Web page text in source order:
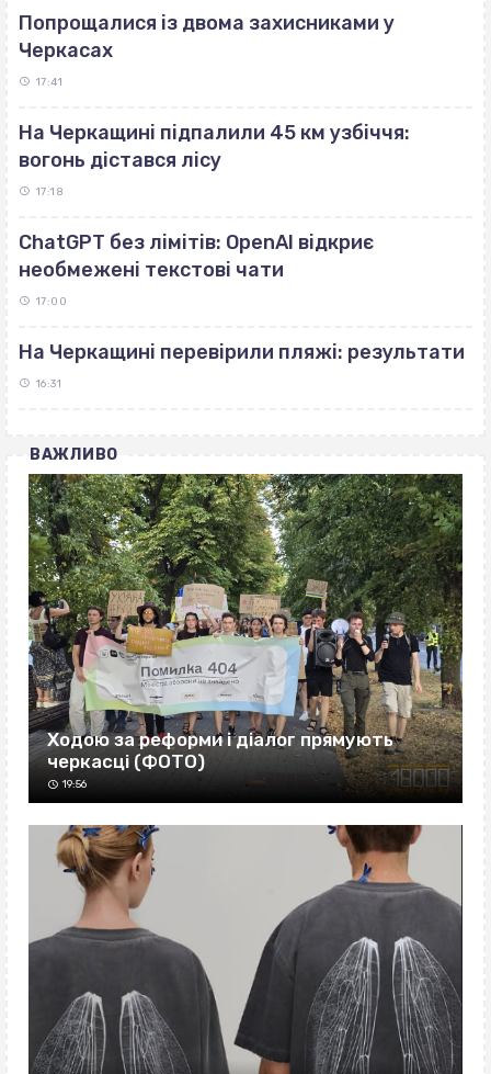
Попрощалися із двома захисниками у
Черкасах
17:41
На Черкащині підпалили 45 км узбіччя:
вогонь дістався лісу
17:18
ChatGPT без лімітів: OpenAI відкриє
необмежені текстові чати
17:00
На Черкащині перевірили пляжі: результати
16:31
ВАЖЛИВО
Ходою за реформи і діалог прямують
черкасці (ФОТО)
19:56